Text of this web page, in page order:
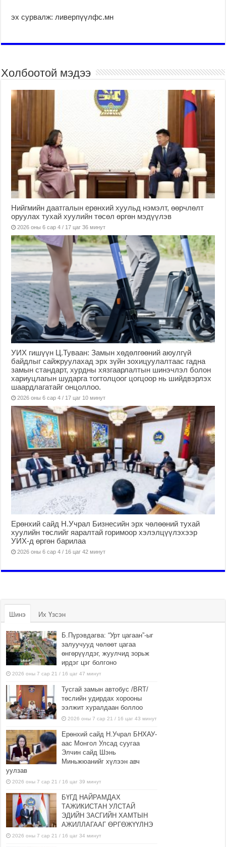
эх сурвалж: ливерпүүлфс.мн
Холбоотой мэдээ
Нийгмийн даатгалын ерөнхий хуульд нэмэлт, өөрчлөлт
оруулах тухай хуулийн төсөл өргөн мэдүүлэв
2026 оны 6 сар 4 / 17 цаг 36 минут
УИХ гишүүн Ц.Туваан: Замын хөдөлгөөний аюулгүй
байдлыг сайжруулахад эрх зүйн зохицуулалтаас гадна
замын стандарт, хурдны хязгаарлалтын шинэчлэл болон
хариуцлагын шударга тогтолцоог цогцоор нь шийдвэрлэх
шаардлагатайг онцоллоо.
2026 оны 6 сар 4 / 17 цаг 10 минут
Ерөнхий сайд Н.Учрал Бизнесийн эрх чөлөөний тухай
хуулийн төслийг яаралтай горимоор хэлэлцүүлэхээр
УИХ-д өргөн барилаа
2026 оны 6 сар 4 / 16 цаг 42 минут
Шинэ Их Үзсэн
Б.Пүрэвдагва: “Урт цагаан”-ыг
залуучууд чөлөөт цагаа
өнгөрүүлдэг, жуулчид зорьж
ирдэг цэг болгоно
2026 оны 7 сар 21 / 16 цаг 47 минут
Тусгай замын автобус /BRT/
төслийн удирдах хорооны
ээлжит хуралдаан боллоо
2026 оны 7 сар 21 / 16 цаг 43 минут
Ерөнхий сайд Н.Учрал БНХАУ-
аас Монгол Улсад суугаа
Элчин сайд Шэнь
Миньжюанийг хүлээн авч
уулзав
2026 оны 7 сар 21 / 16 цаг 39 минут
БҮГД НАЙРАМДАХ
ТАЖИКИСТАН УЛСТАЙ
ЭДИЙН ЗАСГИЙН ХАМТЫН
АЖИЛЛАГААГ ӨРГӨЖҮҮЛНЭ
2026 оны 7 сар 21 / 16 цаг 34 минут